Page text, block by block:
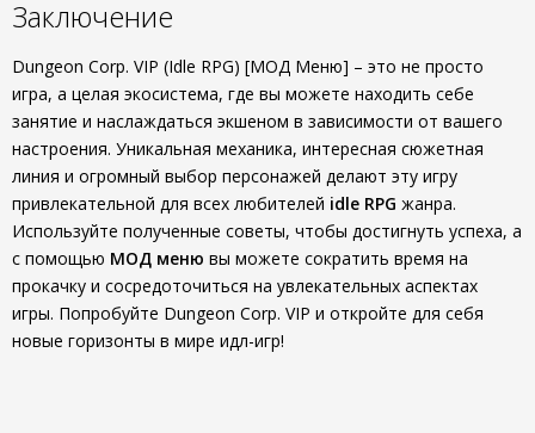
Заключение
Dungeon Corp. VIP (Idle RPG) [МОД Меню] – это не просто
игра, а целая экосистема, где вы можете находить себе
занятие и наслаждаться экшеном в зависимости от вашего
настроения. Уникальная механика, интересная сюжетная
линия и огромный выбор персонажей делают эту игру
привлекательной для всех любителей idle RPG жанра.
Используйте полученные советы, чтобы достигнуть успеха, а
с помощью МОД меню вы можете сократить время на
прокачку и сосредоточиться на увлекательных аспектах
игры. Попробуйте Dungeon Corp. VIP и откройте для себя
новые горизонты в мире идл-игр!